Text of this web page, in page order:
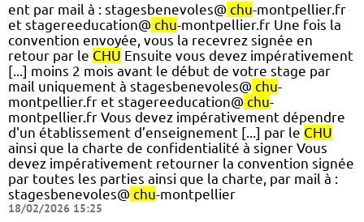
ent par mail à : stagesbenevoles@ chu-montpellier.fr
et stagereeducation@ chu-montpellier.fr Une fois la
convention envoyée, vous la recevrez signée en
retour par le CHU Ensuite vous devez impérativement
[...] moins 2 mois avant le début de votre stage par
mail uniquement à stagesbenevoles@ chu-
montpellier.fr et stagereeducation@ chu-
montpellier.fr Vous devez impérativement dépendre
d'un établissement d’enseignement [...] par le CHU
ainsi que la charte de confidentialité à signer Vous
devez impérativement retourner la convention signée
par toutes les parties ainsi que la charte, par mail à :
stagesbenevoles@ chu-montpellier
18/02/2026 15:25